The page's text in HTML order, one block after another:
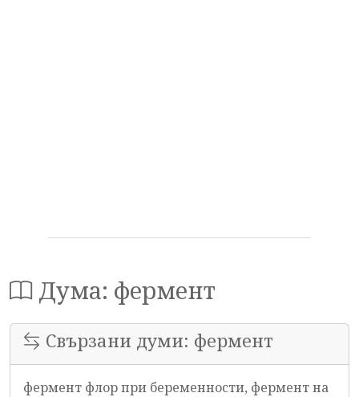
Дума: фермент
Свързани думи: фермент
фермент флор при беременности, фермент на